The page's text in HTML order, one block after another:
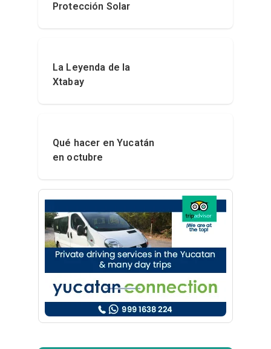
Protección Solar
La Leyenda de la
Xtabay
Qué hacer en Yucatán
en octubre